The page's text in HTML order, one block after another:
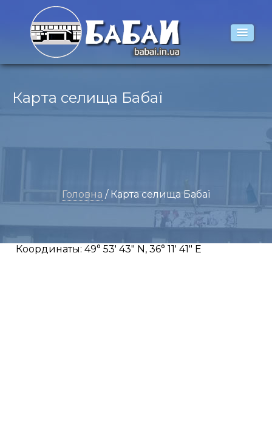
Карта селища Бабаї
Головна / Карта селища Бабаї
Координаты: 49° 53′ 43″ N, 36° 11′ 41″ E